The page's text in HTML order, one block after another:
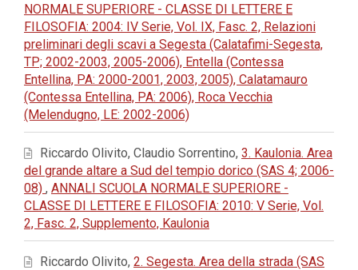
NORMALE SUPERIORE - CLASSE DI LETTERE E
FILOSOFIA: 2004: IV Serie, Vol. IX, Fasc. 2, Relazioni
preliminari degli scavi a Segesta (Calatafimi-Segesta,
TP; 2002-2003, 2005-2006), Entella (Contessa
Entellina, PA: 2000-2001, 2003, 2005), Calatamauro
(Contessa Entellina, PA: 2006), Roca Vecchia
(Melendugno, LE: 2002-2006)
Riccardo Olivito, Claudio Sorrentino, 3. Kaulonia. Area
del grande altare a Sud del tempio dorico (SAS 4; 2006-
08) , ANNALI SCUOLA NORMALE SUPERIORE -
CLASSE DI LETTERE E FILOSOFIA: 2010: V Serie, Vol.
2, Fasc. 2, Supplemento, Kaulonia
Riccardo Olivito, 2. Segesta. Area della strada (SAS